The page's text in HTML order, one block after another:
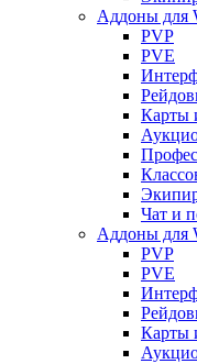
Аддоны для
PVP
PVE
Карты
Чат и
Аддоны для
PVP
PVE
Карты